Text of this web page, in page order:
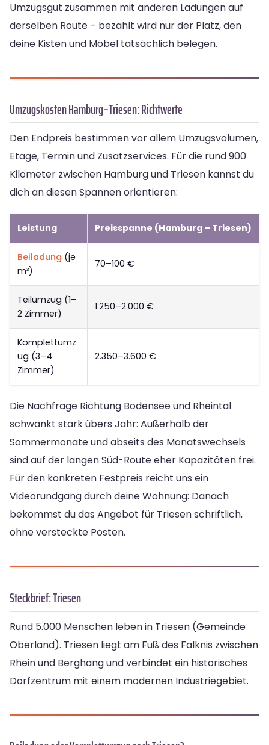
Umzugsgut zusammen mit anderen Ladungen auf
derselben Route – bezahlt wird nur der Platz, den
deine Kisten und Möbel tatsächlich belegen.
Umzugskosten Hamburg–Triesen: Richtwerte
Den Endpreis bestimmen vor allem Umzugsvolumen,
Etage, Termin und Zusatzservices. Für die rund 900
Kilometer zwischen Hamburg und Triesen kannst du
dich an diesen Spannen orientieren:
Leistung Preisspanne (Hamburg – Triesen)
Beiladung (je
m³)
70–100 €
Teilumzug (1–
2 Zimmer)
1.250–2.000 €
Komplettumz
ug (3–4
Zimmer)
2.350–3.600 €
Die Nachfrage Richtung Bodensee und Rheintal
schwankt stark übers Jahr: Außerhalb der
Sommermonate und abseits des Monatswechsels
sind auf der langen Süd-Route eher Kapazitäten frei.
Für den konkreten Festpreis reicht uns ein
Videorundgang durch deine Wohnung: Danach
bekommst du das Angebot für Triesen schriftlich,
ohne versteckte Posten.
Steckbrief: Triesen
Rund 5.000 Menschen leben in Triesen (Gemeinde
Oberland). Triesen liegt am Fuß des Falknis zwischen
Rhein und Berghang und verbindet ein historisches
Dorfzentrum mit einem modernen Industriegebiet.